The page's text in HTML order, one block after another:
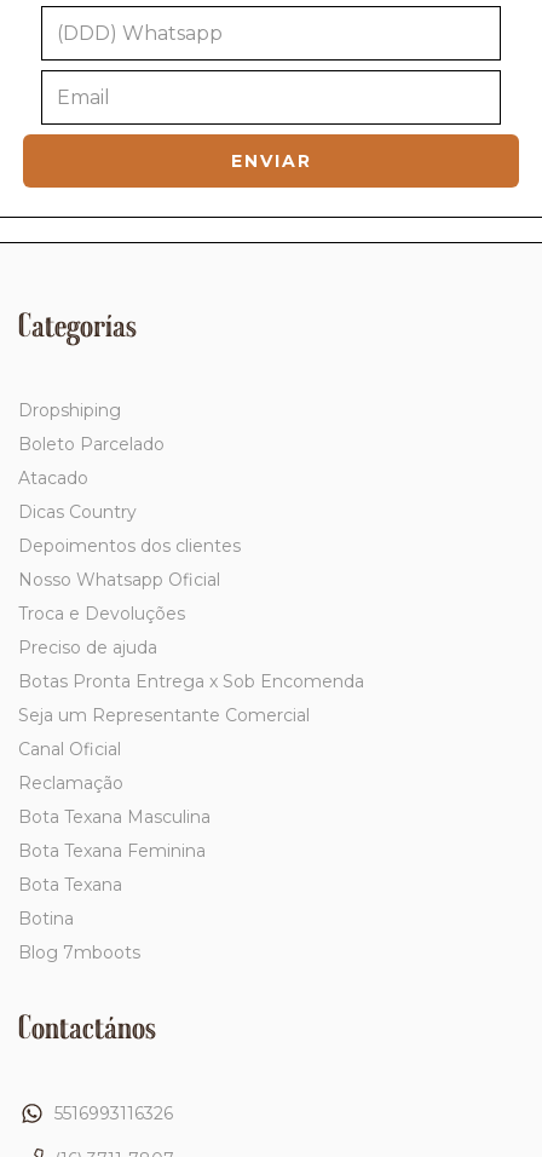
Categorías
Dropshiping
Boleto Parcelado
Atacado
Dicas Country
Depoimentos dos clientes
Nosso Whatsapp Oficial
Troca e Devoluções
Preciso de ajuda
Botas Pronta Entrega x Sob Encomenda
Seja um Representante Comercial
Canal Oficial
Reclamação
Bota Texana Masculina
Bota Texana Feminina
Bota Texana
Botina
Blog 7mboots
Contactános
5516993116326